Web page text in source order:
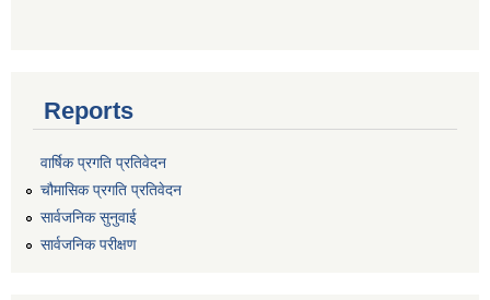
Reports
वार्षिक प्रगति प्रतिवेदन
चौमासिक प्रगति प्रतिवेदन
सार्वजनिक सुनुवाई
सार्वजनिक परीक्षण